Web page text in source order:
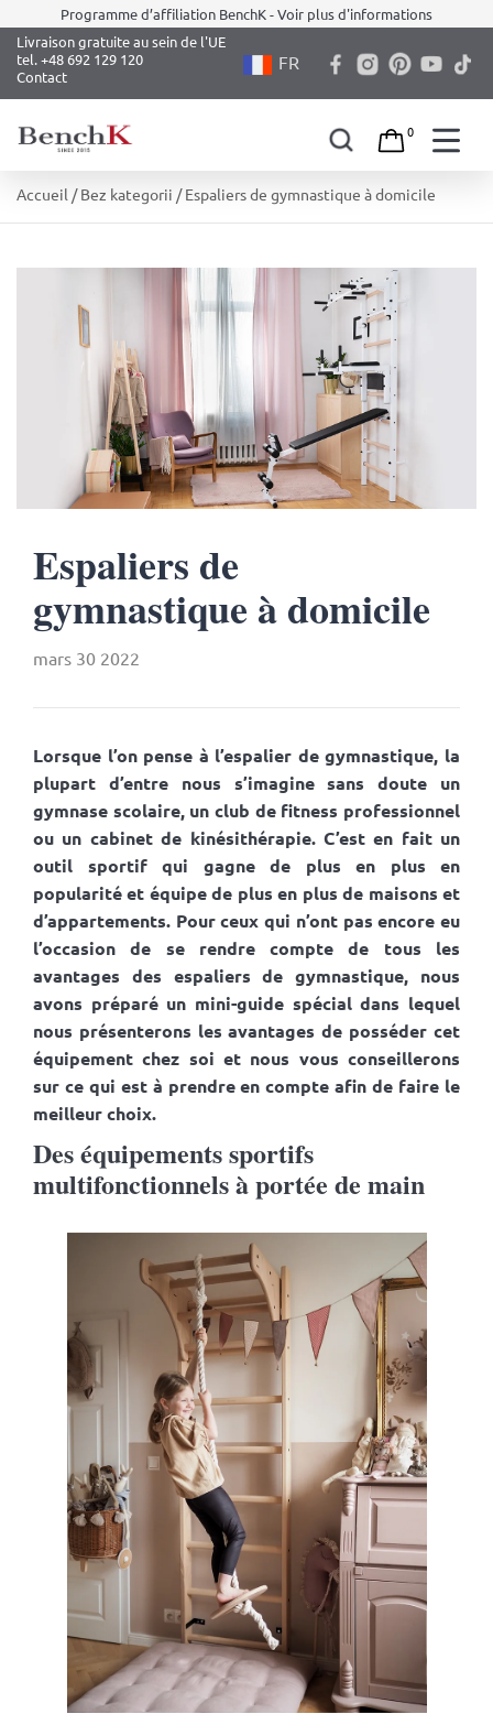
content
Programme d’affiliation BenchK - Voir plus d'informations
Livraison gratuite au sein de l'UE
tel. +48 692 129 120
Contact
FR
0
Accueil /Bez kategorii / Espaliers de gymnastique à domicile
Espaliers de
gymnastique à domicile
mars 30 2022
Lorsque l’on pense à l’espalier de gymnastique, la
plupart d’entre nous s’imagine sans doute un
gymnase scolaire, un club de fitness professionnel
ou un cabinet de kinésithérapie. C’est en fait un
outil sportif qui gagne de plus en plus en
popularité et équipe de plus en plus de maisons et
d’appartements. Pour ceux qui n’ont pas encore eu
l’occasion de se rendre compte de tous les
avantages des espaliers de gymnastique, nous
avons préparé un mini-guide spécial dans lequel
nous présenterons les avantages de posséder cet
équipement chez soi et nous vous conseillerons
sur ce qui est à prendre en compte afin de faire le
meilleur choix.
Des équipements sportifs
multifonctionnels à portée de main